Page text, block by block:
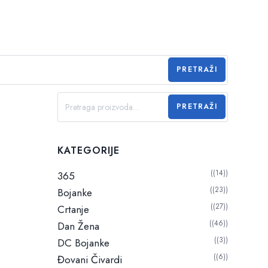
PRETRAŽI
PRETRAŽI
KATEGORIJE
365 (14)
Bojanke (23)
Crtanje (27)
Dan Žena (46)
DC Bojanke (3)
Đovani Čivardi (6)